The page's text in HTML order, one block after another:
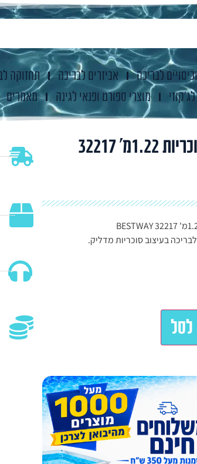
לבריכה אביזרים לבריכה
תחזוקה
מוצרי ספורט ופנאי לגינה מאמרים
נודל מתכוונן סוכריות 1.22מ' 32217
בעיצוב סוכריות מדליק.
לסל